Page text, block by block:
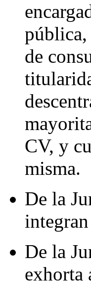
pública,
de
CV, y
misma.
De la
De la
exhorta